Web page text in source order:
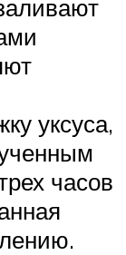
уксуса,
часов